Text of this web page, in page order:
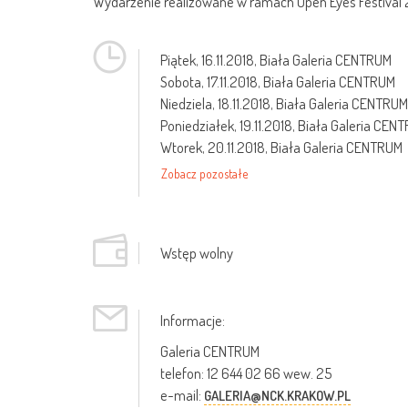
Piątek,16.11.2018, Biała Galeria CENTRUM
Sobota,17.11.2018, Biała Galeria CENTRUM
Niedziela,18.11.2018, Biała Galeria CENTRUM
Poniedziałek,19.11.2018, Biała Galeria
Wtorek,20.11.2018, Biała Galeria CENTRUM
Zobacz pozostałe
Wstęp wolny
Informacje:
Galeria CENTRUM
telefon: 12 644 02 66 wew. 25
e-mail: GALERIA@NCK.KRAKOW.PL